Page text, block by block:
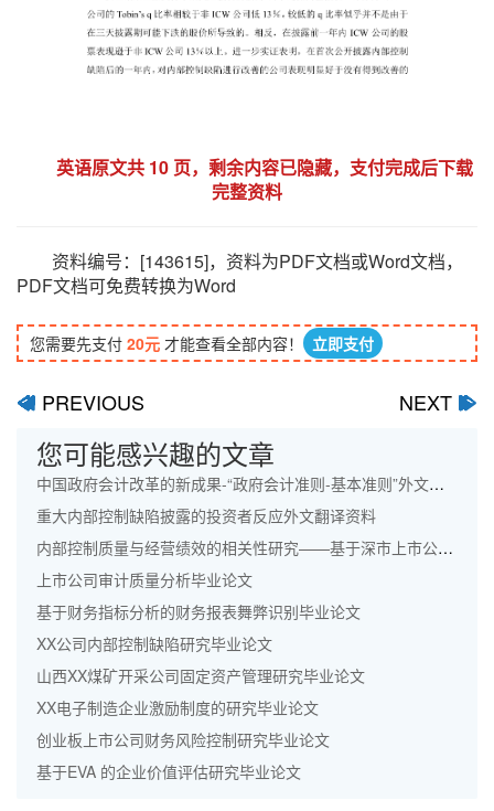
英语原文共 10 页，剩余内容已隐藏，支付完成后下载
完整资料
资料编号：[143615]，资料为PDF文档或Word文档，
PDF文档可免费转换为Word
您需要先支付 20元 才能查看全部内容！ 立即支付
ﰊ PREVIOUS NEXT ﰋ
您可能感兴趣的文章
中国政府会计改革的新成果-“政府会计准则-基本准则”外文翻译资料
重大内部控制缺陷披露的投资者反应外文翻译资料
内部控制质量与经营绩效的相关性研究——基于深市上市公司的经验数据外文翻译资料
上市公司审计质量分析毕业论文
基于财务指标分析的财务报表舞弊识别毕业论文
XX公司内部控制缺陷研究毕业论文
山西XX煤矿开采公司固定资产管理研究毕业论文
XX电子制造企业激励制度的研究毕业论文
创业板上市公司财务风险控制研究毕业论文
基于EVA 的企业价值评估研究毕业论文